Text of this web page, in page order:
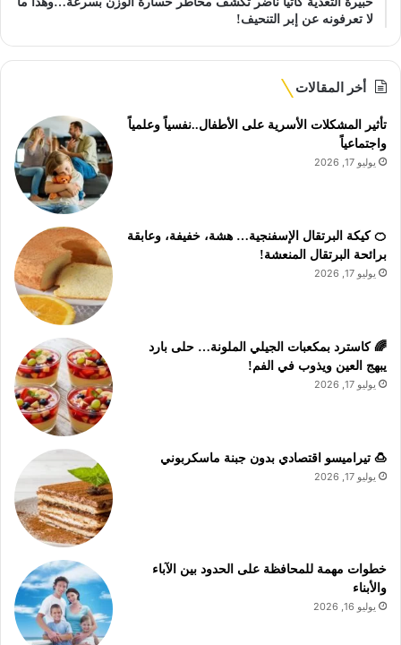
لا تعرفونه عن إبر التنحيف!
أخر المقالات
تأثير المشكلات الأسرية على الأطفال..نفسياً وعلمياً
واجتماعياً
يوليو 17, 2026
🍊 كيكة البرتقال الإسفنجية… هشة، خفيفة، وعابقة
برائحة البرتقال المنعشة!
يوليو 17, 2026
🌈 كاسترد بمكعبات الجيلي الملونة… حلى بارد
يبهج العين ويذوب في الفم!
يوليو 17, 2026
🍮 تيراميسو اقتصادي بدون جبنة ماسكربوني
يوليو 17, 2026
خطوات مهمة للمحافظة على الحدود بين الآباء
والأبناء
يوليو 16, 2026